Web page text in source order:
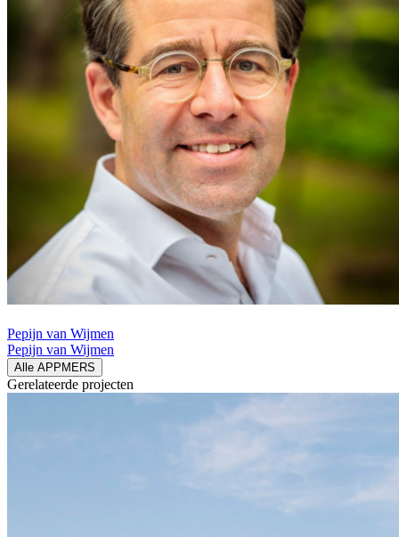
Pepijn van Wijmen
Pepijn van Wijmen
Alle APPMERS
Gerelateerde projecten